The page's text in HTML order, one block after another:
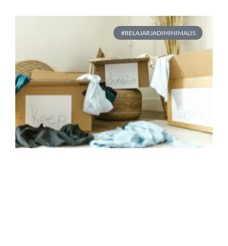
#BELAJARJADIMINIMALIS